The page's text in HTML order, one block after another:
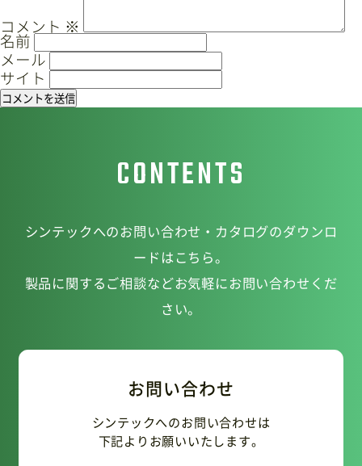
CAD/PDFデータ
シンテック公式Instagram
シンテック公式Youtubeチャンネル
ョ
ン
コメント ※
名前
メール
サイト
CONTENTS
シンテックへのお問い合わせ・カタログのダウンロ
ードはこちら。
製品に関するご相談などお気軽にお問い合わせくだ
さい。
お問い合わせ
シンテックへのお問い合わせは
下記よりお願いいたします。